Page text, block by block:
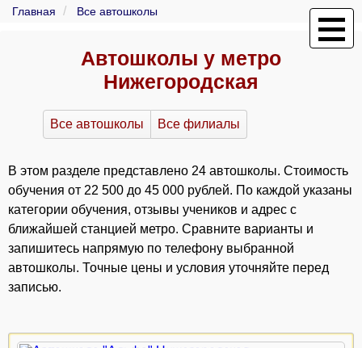
Главная Все автошколы
Автошколы у метро
Нижегородская
Все автошколы Все филиалы
В этом разделе представлено 24 автошколы. Стоимость
обучения от 22 500 до 45 000 рублей. По каждой указаны
категории обучения, отзывы учеников и адрес с
ближайшей станцией метро. Сравните варианты и
запишитесь напрямую по телефону выбранной
автошколы. Точные цены и условия уточняйте перед
записью.